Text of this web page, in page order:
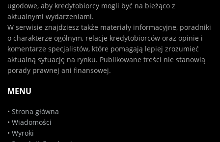
ugodowe, aby kredytobiorcy mogli być na bieżąco z
aktualnymi wydarzeniami.
W serwisie znajdziesz także materiały informacyjne, poradniki
o charakterze ogólnym, relacje kredytobiorców oraz opinie i
komentarze specjalistów, które pomagają lepiej zrozumieć
aktualną sytuację na rynku. Publikowane treści nie stanowią
porady prawnej ani finansowej.
MENU
• Strona główna
• Wiadomości
• Wyroki